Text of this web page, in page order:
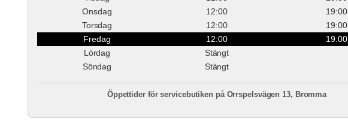
Onsdag
12:00
19:00
Torsdag
12:00
19:00
Fredag
12:00
19:00
Lördag
Stängt
Söndag
Stängt
Öppettider för servicebutiken på Orrspelsvägen 13, Bromma